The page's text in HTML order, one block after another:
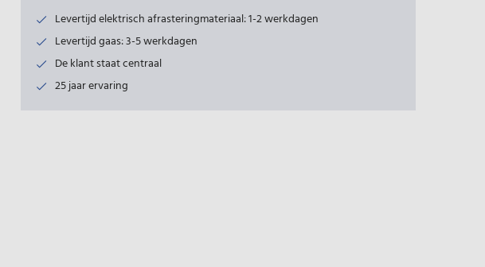
Levertijd elektrisch afrasteringmateriaal: 1-2 werkdagen
Levertijd gaas: 3-5 werkdagen
De klant staat centraal
25 jaar ervaring